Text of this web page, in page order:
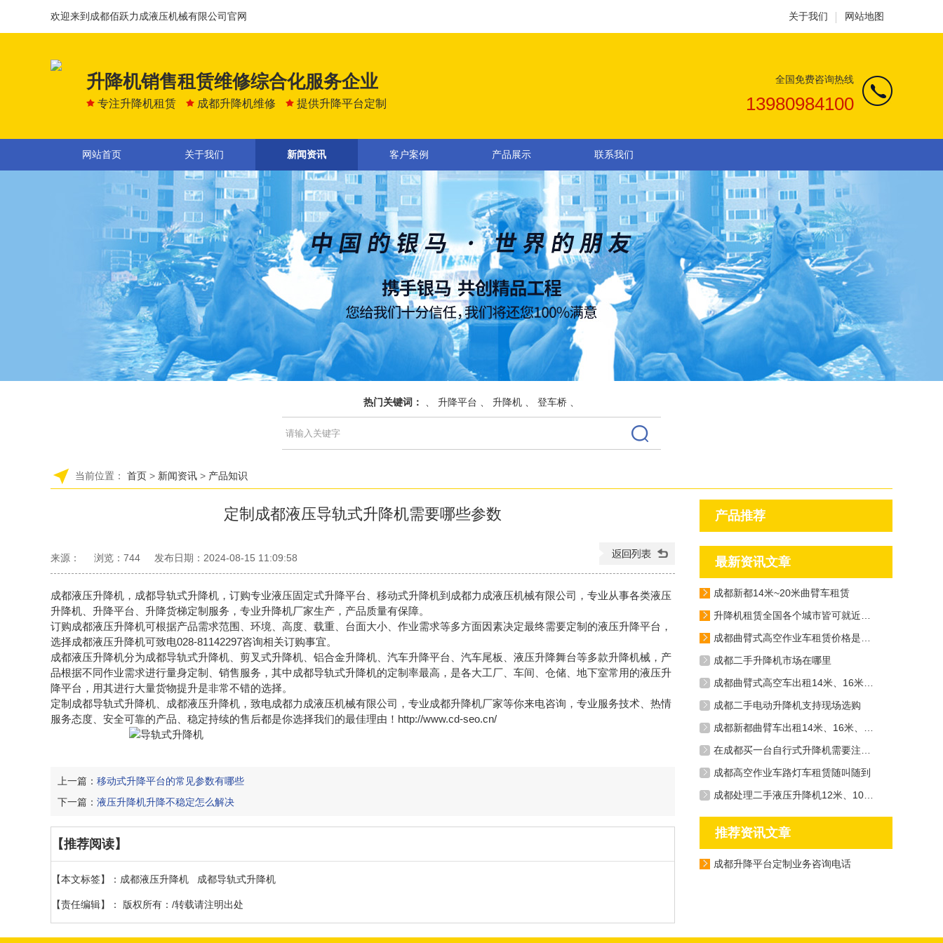
关于我们 网站地图
欢迎来到成都佰跃力成液压机械有限公司官网
升降机销售租赁维修综合化服务企业
专注升降机租赁 成都升降机维修 提供升降平台定制
全国免费咨询热线
13980984100
网站首页 关于我们 新闻资讯 客户案例 产品展示 联系我们
热门关键词： 升降平台 升降机 登车桥
当前位置： 首页 > 新闻资讯 > 产品知识
定制成都液压导轨式升降机需要哪些参数
来源： 浏览： 744 发布日期：2024-08-15 11:09:58
成都液压升降机，成都导轨式升降机，订购专业液压固定式升降平台、移动式升降机到成都力成液压机械有限公司，专业从事各类液压
升降机、升降平台、升降货梯定制服务，专业升降机厂家生产，产品质量有保障。
订购成都液压升降机可根据产品需求范围、环境、高度、载重、台面大小、作业需求等多方面因素决定最终需要定制的液压升降平台，
选择成都液压升降机可致电028-81142297咨询相关订购事宜。
成都液压升降机分为成都导轨式升降机、剪叉式升降机、铝合金升降机、汽车升降平台、汽车尾板、液压升降舞台等多款升降机械，产
品根据不同作业需求进行量身定制、销售服务，其中成都导轨式升降机的定制率最高，是各大工厂、车间、仓储、地下室常用的液压升
降平台，用其进行大量货物提升是非常不错的选择。
定制 成都导轨式升降机 、成都液压升降机，致电成都力成液压机械有限公司，专业成都升降机厂家等你来电咨询，专业服务技术、热情
服务态度、安全可靠的产品、稳定持续的售后都是你选择我们的最佳理由！http://www.cd-seo.cn/
上一篇： 移动式升降平台的常见参数有哪些
下一篇： 液压升降机升降不稳定怎么解决
【推荐阅读】
【本文标签】： 成都液压升降机 成都导轨式升降机
【责任编辑】： 版权所有：/转载请注明出处
产品推荐
最新资讯文章
成都新都14米~20米曲臂车租赁
成都二手升降机市场在哪里
成都二手电动升降机支持现场选购
成都高空作业车路灯车租赁随叫随到
推荐资讯文章
成都升降平台定制业务咨询电话